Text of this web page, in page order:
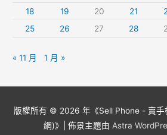
18
19 20 21
25
26 27 28
« 11 月 1 月 »
版權所有 © 2026 年《Sell Phone - 賣
網)》| 佈景主題由 Astra